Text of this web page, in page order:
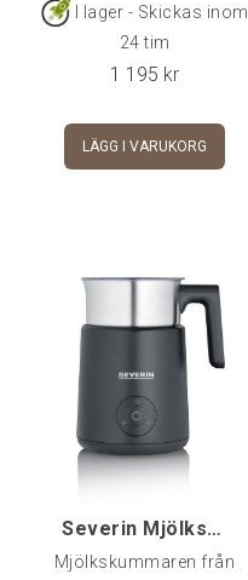
metalstång täckt i silikon
vibration.Dimensioner: 14
x 18,5 x 12 cm (b x d x h)
I lager - Skickas inom
24 tim
1 195 kr
LÄGG I VARUKORG
Severin Mjölkskummare 400 ml, Svart
Mjölkskummaren från